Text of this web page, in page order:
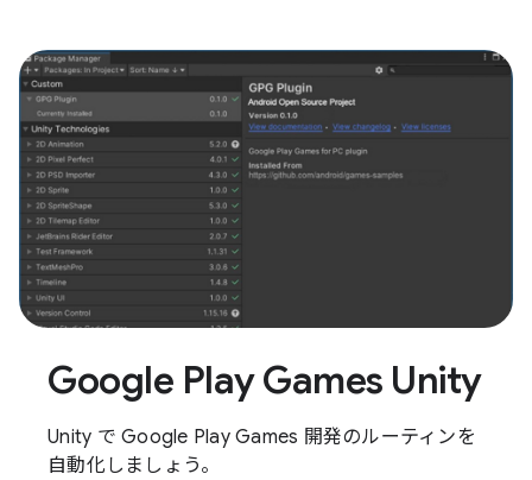
Google Play Games Unity
Unity で Google Play Games 開発のルーティンを
自動化しましょう。